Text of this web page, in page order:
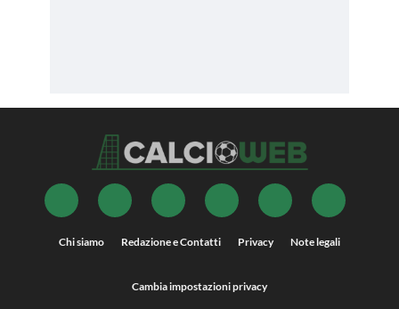
Chi siamo Redazione e Contatti Privacy Note legali
Cambia impostazioni privacy